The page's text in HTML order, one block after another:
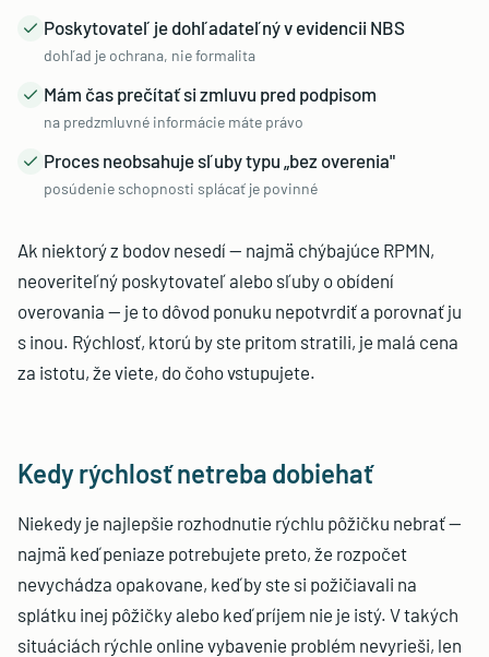
Poskytovateľ je dohľadateľný v evidencii NBS
dohľad je ochrana, nie formalita
Mám čas prečítať si zmluvu pred podpisom
na predzmluvné informácie máte právo
Proces neobsahuje sľuby typu „bez overenia"
posúdenie schopnosti splácať je povinné
Ak niektorý z bodov nesedí — najmä chýbajúce RPMN,
neoveriteľný poskytovateľ alebo sľuby o obídení
overovania — je to dôvod ponuku nepotvrdiť a porovnať ju
s inou. Rýchlosť, ktorú by ste pritom stratili, je malá cena
za istotu, že viete, do čoho vstupujete.
Kedy rýchlosť netreba dobiehať
Niekedy je najlepšie rozhodnutie rýchlu pôžičku nebrať —
najmä keď peniaze potrebujete preto, že rozpočet
nevychádza opakovane, keď by ste si požičiavali na
splátku inej pôžičky alebo keď príjem nie je istý. V takých
situáciách rýchle online vybavenie problém nevyrieši, len